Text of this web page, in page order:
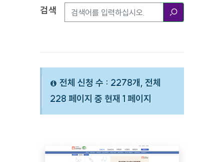
검색옵션
검색
전체 신청 수 : 2278개, 전체
228 페이지 중 현재 1 페이지